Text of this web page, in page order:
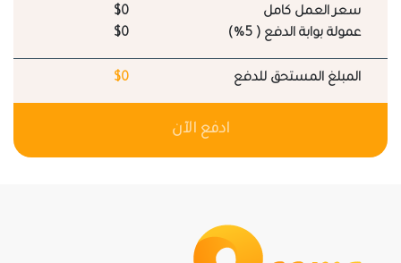
سعر العمل كامل
$0
عمولة بوابة الدفع ( 5%)
$0
المبلغ المستحق للدفع $0
ادفع الآن